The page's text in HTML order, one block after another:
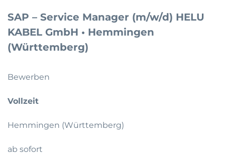
SAP – Service Manager (m/w/d) HELU
KABEL GmbH • Hemmingen
(Württemberg)
Bewerben
Vollzeit
Hemmingen (Württemberg)
ab sofort